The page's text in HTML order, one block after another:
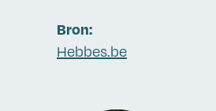
Bron:
Hebbes.be